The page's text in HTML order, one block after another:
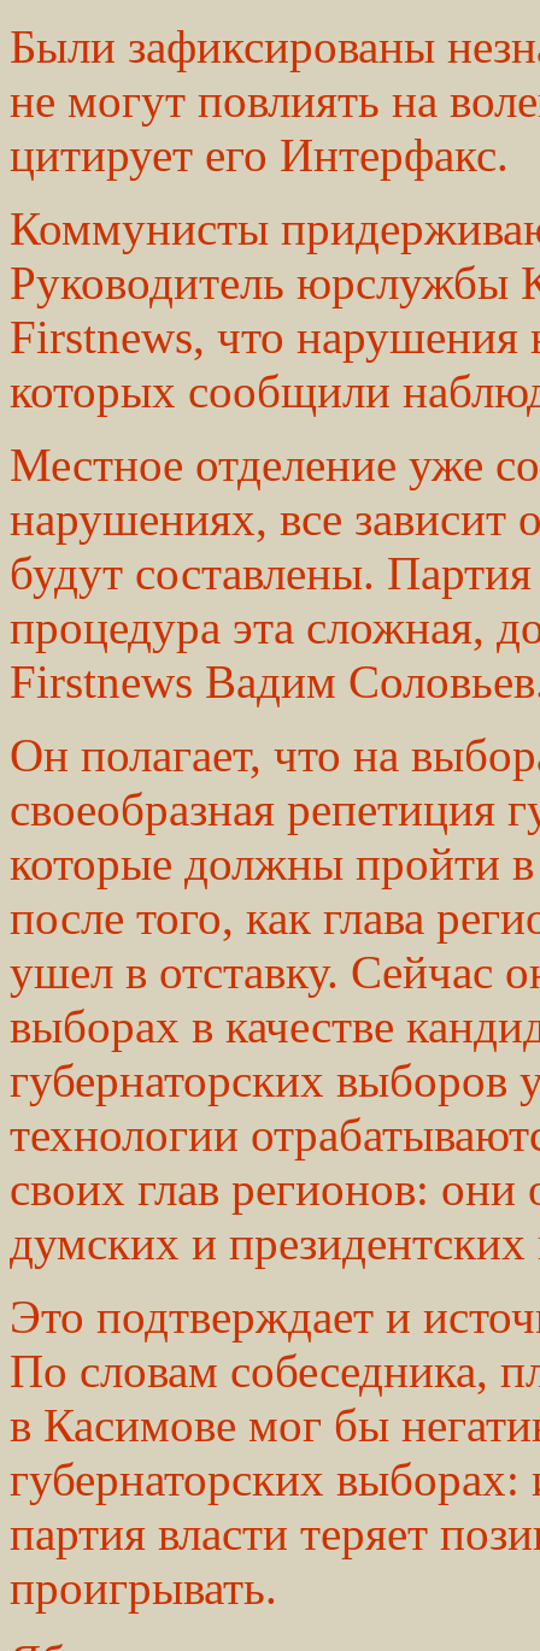
Были зафиксированы
не могут повлиять на
цитирует его Интерфакс.
Коммунисты
Руководитель юрслужбы
Firstnews, что
которых сообщили
Местное отделение уже
нарушениях, все зависит
будут составлены.
процедура эта сложная,
Firstnews Вадим
Он полагает, что на
своеобразная репетиция
которые должны пройти в
после того, как глава
ушел в отставку. Сейчас
выборах в качестве
губернаторских выборов
технологии
своих глав регионов: они
думских и
Это подтверждает и
По словам собеседника,
в Касимове мог бы
губернаторских
партия власти теряет
проигрывать.